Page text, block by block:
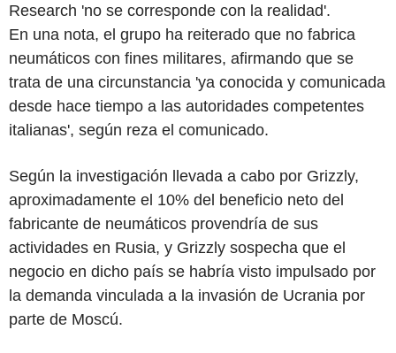
Research 'no se corresponde con la realidad'.
En una nota, el grupo ha reiterado que no fabrica
neumáticos con fines militares, afirmando que se
trata de una circunstancia 'ya conocida y comunicada
desde hace tiempo a las autoridades competentes
italianas', según reza el comunicado.
Según la investigación llevada a cabo por Grizzly,
aproximadamente el 10% del beneficio neto del
fabricante de neumáticos provendría de sus
actividades en Rusia, y Grizzly sospecha que el
negocio en dicho país se habría visto impulsado por
la demanda vinculada a la invasión de Ucrania por
parte de Moscú.